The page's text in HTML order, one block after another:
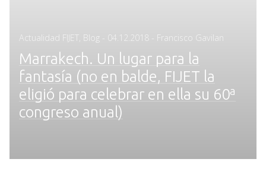
Actualidad FIJET Blog - Posted
04.12.2018 - Francisco Gavilan
Marrakech. Un lugar para la
fantasía (no en balde, FIJET la
eligió para celebrar en ella su 60ª
congreso anual)